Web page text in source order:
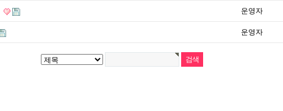
운영자
운영자